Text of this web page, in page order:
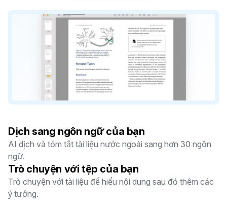
Dịch sang ngôn ngữ của bạn
AI dịch và tóm tắt tài liệu nước ngoài sang hơn 30 ngôn
ngữ.
Trò chuyện với tệp của bạn
Trò chuyện với tài liệu để hiểu nội dung sau đó thêm các
ý tưởng.